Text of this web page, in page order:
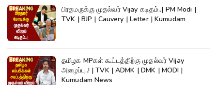
பிரதமருக்கு முதல்வர் Vijay கடிதம்..| PM Modi |
TVK | BJP | Cauvery | Letter | Kumudam
தமிழக MPகள் கூட்டத்திற்கு முதல்வர் Vijay
அழைப்பு..! | TVK | ADMK | DMK | MODI |
Kumudam News